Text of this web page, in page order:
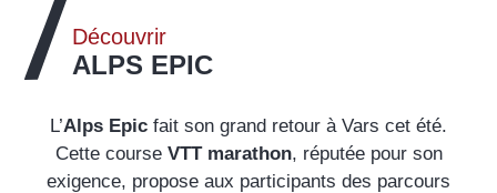
Découvrir
ALPS EPIC
L’Alps Epic fait son grand retour à Vars cet été.
Cette course VTT marathon, réputée pour son
exigence, propose aux participants des parcours